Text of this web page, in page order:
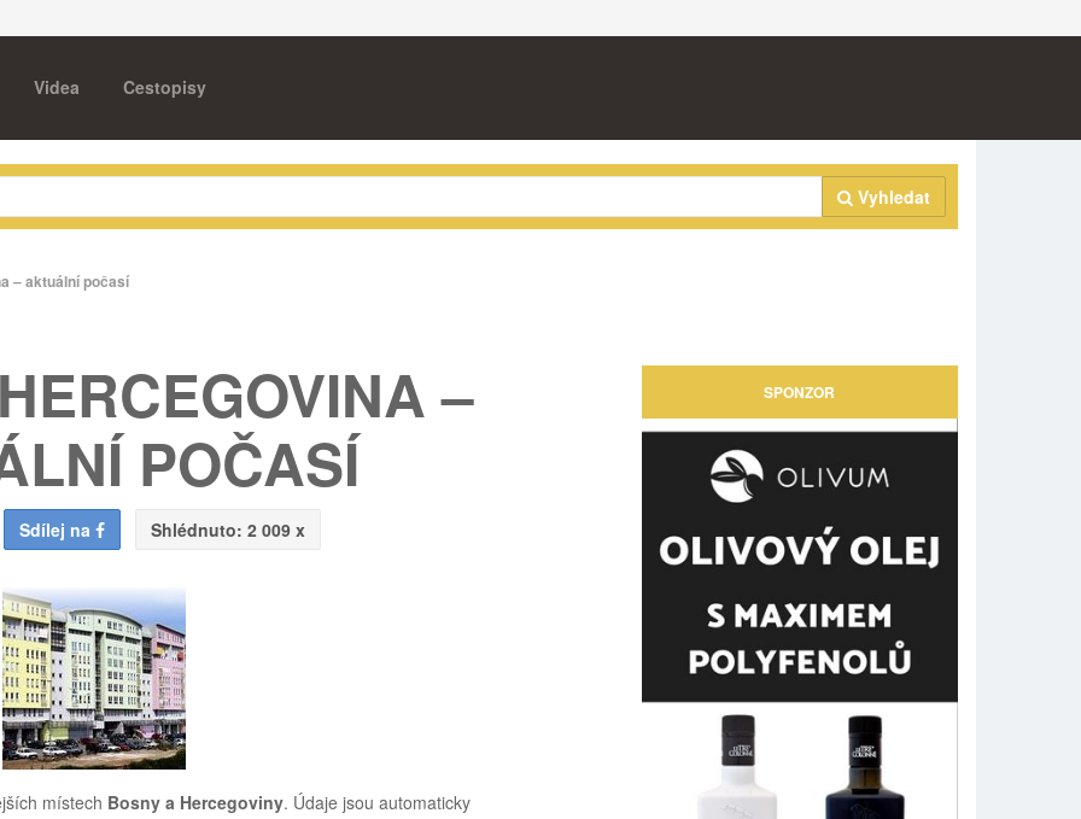
Videa Cestopisy
Vyhledat
– aktuální počasí
–
POČASÍ
Sdílej na Shlédnuto: 2 009 x
místech Bosny a Hercegoviny. Údaje jsou automaticky
SPONZOR